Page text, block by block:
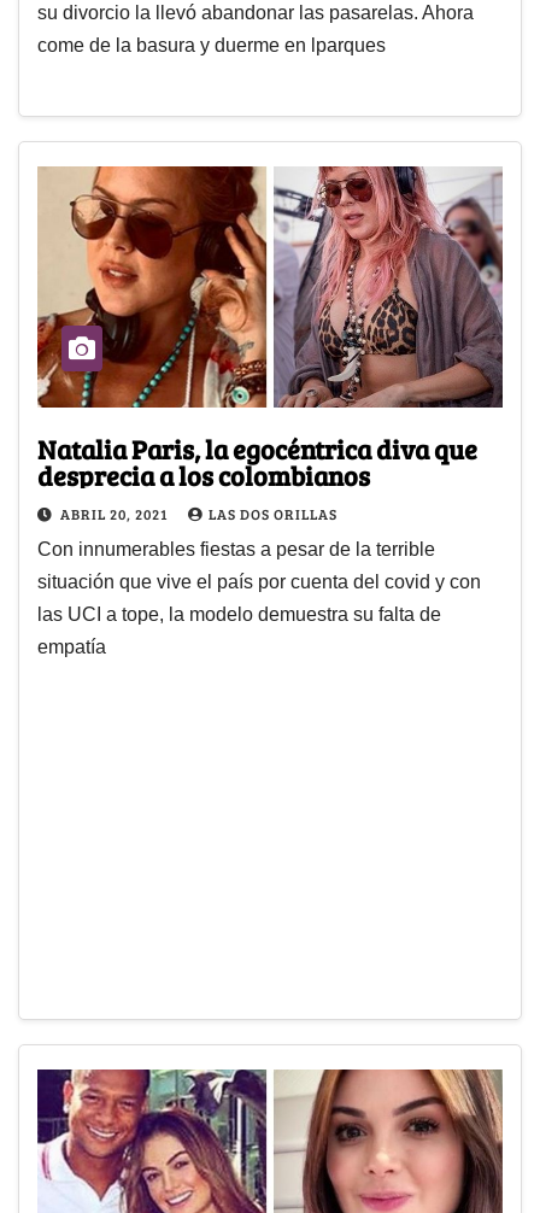
su divorcio la llevó abandonar las pasarelas. Ahora
come de la basura y duerme en lparques
Natalia Paris, la egocéntrica diva que
desprecia a los colombianos
ABRIL 20, 2021 LAS DOS ORILLAS
Con innumerables fiestas a pesar de la terrible
situación que vive el país por cuenta del covid y con
las UCI a tope, la modelo demuestra su falta de
empatía